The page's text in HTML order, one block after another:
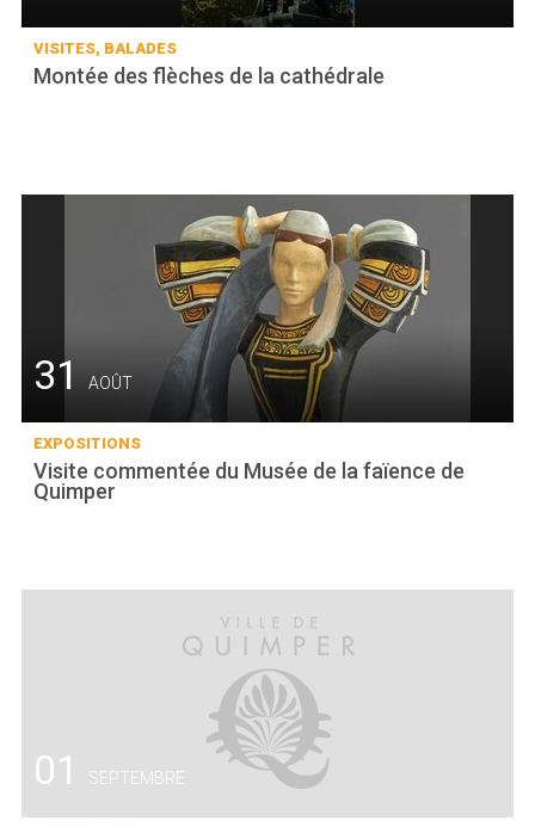
VISITES, BALADES
Montée des flèches de la cathédrale
31AOÛT
EXPOSITIONS
Visite commentée du Musée de la faïence de
Quimper
01 SEPTEMBRE